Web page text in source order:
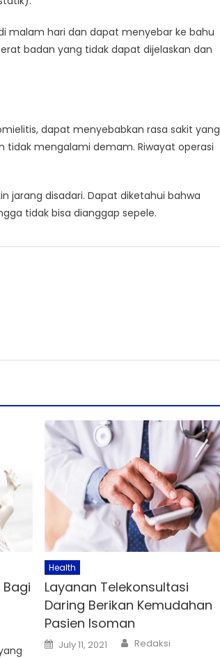
malam hari dan dapat menyebar ke bahu
badan yang tidak dapat dijelaskan dan
dapat menyebabkan rasa sakit yang
tidak mengalami demam. Riwayat operasi
jarang disadari. Dapat diketahui bahwa
tidak bisa dianggap sepele.
Health
Layanan Telekonsultasi
Daring Berikan Kemudahan
Pasien Isoman
Posted
on
July 11, 2021 Author
Redaksi